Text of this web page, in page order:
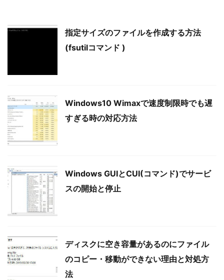
指定サイズのファイルを作成する方法
(fsutilコマンド )
Windows10 Wimaxで速度制限時でも遅
すぎる時の対応方法
Windows GUIとCUI(コマンド)でサービ
スの開始と停止
ディスクに空き容量があるのにファイル
のコピー・移動ができない理由と対処方
法